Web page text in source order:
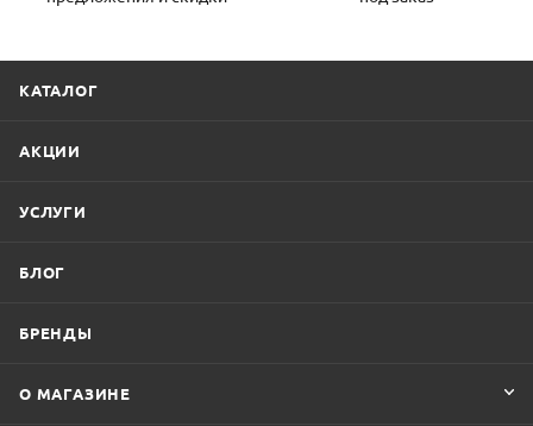
КАТАЛОГ
АКЦИИ
УСЛУГИ
БЛОГ
БРЕНДЫ
О МАГАЗИНЕ